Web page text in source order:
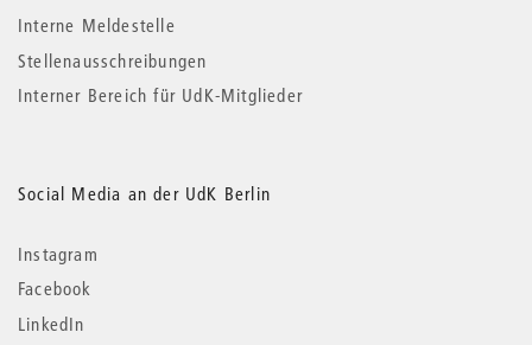
Interne Meldestelle
Stellenausschreibungen
Interner Bereich für UdK-Mitglieder
Social Media an der UdK Berlin
Instagram
Facebook
LinkedIn